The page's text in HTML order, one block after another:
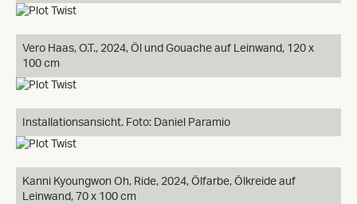
Vero Haas, O.T., 2024, Öl und Gouache auf Leinwand, 120 x
100 cm
Installationsansicht. Foto: Daniel Paramio
Kanni Kyoungwon Oh, Ride, 2024, Ölfarbe, Ölkreide auf
Leinwand, 70 x 100 cm